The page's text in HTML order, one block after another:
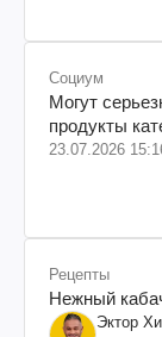
Социум
Могут
продукты
23.07.2026
Рецепты
Нежный
Эктор